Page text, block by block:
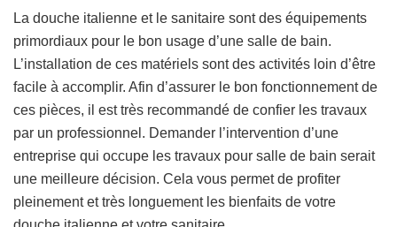
La douche italienne et le sanitaire sont des équipements
primordiaux pour le bon usage d’une salle de bain.
L’installation de ces matériels sont des activités loin d’être
facile à accomplir. Afin d’assurer le bon fonctionnement de
ces pièces, il est très recommandé de confier les travaux
par un professionnel. Demander l’intervention d’une
entreprise qui occupe les travaux pour salle de bain serait
une meilleure décision. Cela vous permet de profiter
pleinement et très longuement les bienfaits de votre